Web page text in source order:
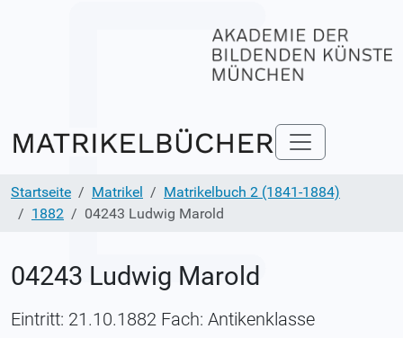
Startseite Matrikel
Matrikelbuch 2 (1841-1884)
1882
04243 Ludwig Marold
04243 Ludwig Marold
Eintritt: 21.10.1882 Fach: Antikenklasse